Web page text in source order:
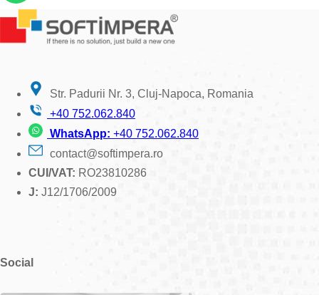
Str. Padurii Nr. 3, Cluj-Napoca, Romania
+40 752.062.840
WhatsApp: +40 752.062.840
contact@softimpera.ro
CUI/VAT: RO23810286
J: J12/1706/2009
Social